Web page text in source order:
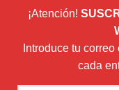
¡Atención!
Introduce tu
cada